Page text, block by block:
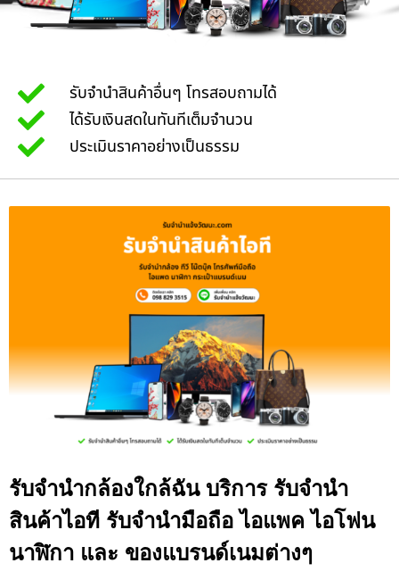
รับจำนำสินค้าอื่นๆ โทรสอบถามได้
ได้รับเงินสดในทันทีเต็มจำนวน
ประเมินราคาอย่างเป็นธรรม
รับจำนำกล้องใกล้ฉัน บริการ รับจำนำ
สินค้าไอที รับจำนำมือถือ ไอแพค ไอโฟน
นาฬิกา และ ของแบรนด์เนมต่างๆ